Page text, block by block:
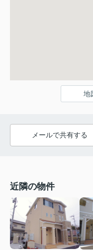
地
メールで共有する
近隣の物件